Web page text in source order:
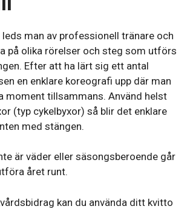
leds man av professionell tränare och
på olika rörelser och steg som utförs
Efter att ha lärt sig ett antal
en enklare koreografi upp där man
moment tillsammans. Använd helst
(typ cykelbyxor) så blir det enklare
med stängen.
är väder eller säsongsberoende går
året runt.
kan du använda ditt kvitto